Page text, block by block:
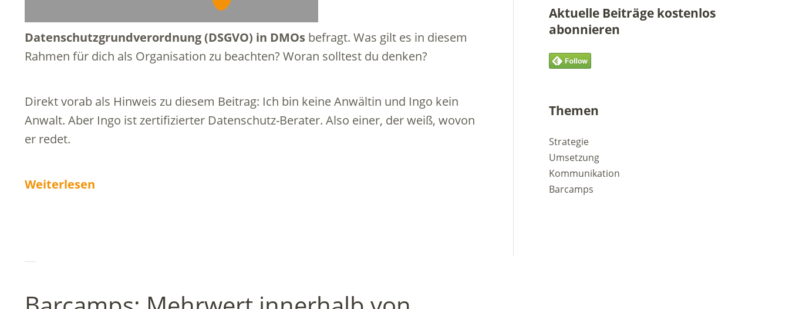
Datenschutzgrundverordnung (DSGVO) in DMOs befragt. Was gilt es in diesem
Rahmen für dich als Organisation zu beachten? Woran solltest du denken?
Direkt vorab als Hinweis zu diesem Beitrag: Ich bin keine Anwältin und Ingo kein
Anwalt. Aber Ingo ist zertifizierter Datenschutz-Berater. Also einer, der weiß, wovon
er redet.
Weiterlesen
Aktuelle Beiträge kostenlos
abonnieren
Themen
Strategie
Umsetzung
Kommunikation
Barcamps